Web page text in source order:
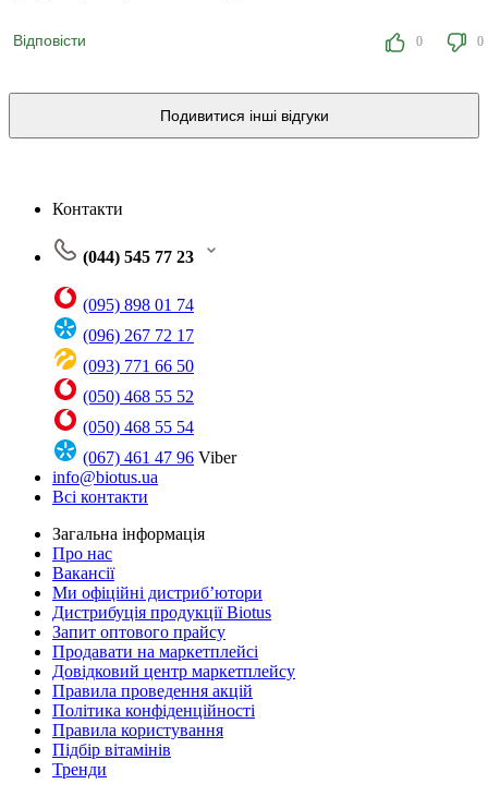
Відповісти 0 0
Подивитися інші відгуки
Контакти
(044) 545 77 23
(095) 898 01 74
(096) 267 72 17
(093) 771 66 50
(050) 468 55 52
(050) 468 55 54
(067) 461 47 96 Viber
info@biotus.ua
Всі контакти
Загальна інформація
Про нас
Вакансії
Ми офіційні дистриб’ютори
Дистрибуція продукції Biotus
Запит оптового прайсу
Продавати на маркетплейсі
Довідковий центр маркетплейсу
Правила проведення акцій
Політика конфіденційності
Правила користування
Підбір вітамінів
Тренди